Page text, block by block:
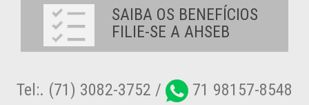
SAIBA OS BENEFÍCIOS
FILIE-SE A AHSEB
Tel:. (71) 3082-3752 / 71 98157-8548